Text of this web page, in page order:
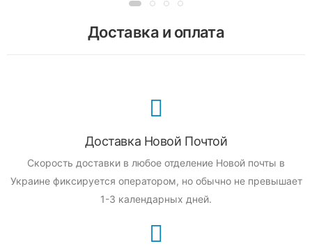
Доставка и оплата
Доставка Новой Почтой
Скорость доставки в любое отделение Новой почты в
Украине фиксируется оператором, но обычно не превышает
1-3 календарных дней.